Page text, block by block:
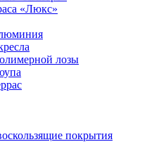
«Люкс»
лозы
покрытия